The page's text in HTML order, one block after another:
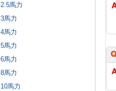
2.5馬力
3馬力
4馬力
5馬力
6馬力
8馬力
10馬力